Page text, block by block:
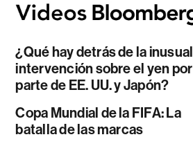
¿Qué hay detrás de la inusual
intervención sobre el yen por
parte de EE. UU. y Japón?
Copa Mundial de la FIFA: La
batalla de las marcas